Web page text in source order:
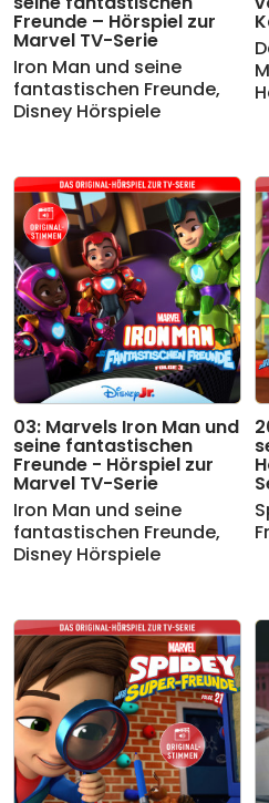
Freunde – Hörspiel zur
Marvel TV-Serie
Iron Man und seine
fantastischen Freunde,
Disney Hörspiele
03: Marvels Iron Man und
seine fantastischen
Freunde - Hörspiel zur
Marvel TV-Serie
Iron Man und seine
fantastischen Freunde,
Disney Hörspiele